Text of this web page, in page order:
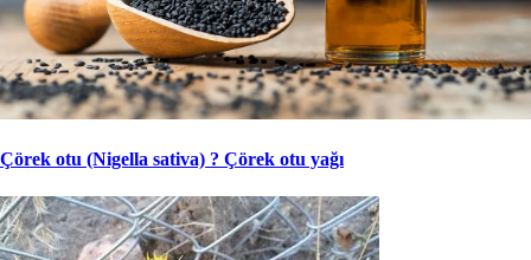
Çörek otu (Nigella sativa) ? Çörek otu yağı